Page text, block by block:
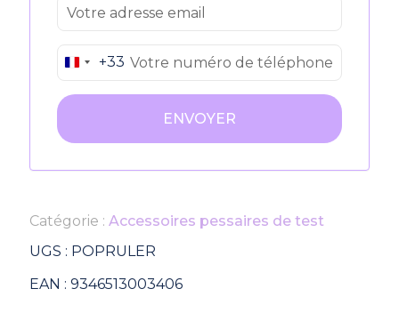
France
+33
EAN : 9346513003406
UGS : POPRULER
Catégorie : Accessoires pessaires de test